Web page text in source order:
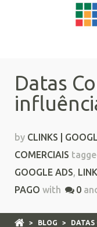
Datas
by CLINKS |
COMERCIAIS
GOOGLE ADS,
PAGO with 0
> BLOG > DATAS